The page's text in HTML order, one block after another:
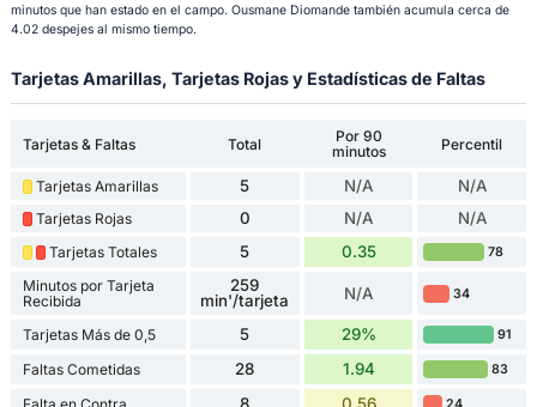
minutos que han estado en el campo. Ousmane Diomande también acumula cerca de
4.02 despejes al mismo tiempo.
Tarjetas Amarillas, Tarjetas Rojas y Estadísticas de Faltas
Tarjetas & Faltas Total
Por 90
minutos
Percentil
Tarjetas Amarillas 5 N/A N/A
Tarjetas Rojas 0 N/A N/A
Tarjetas Totales 5 0.35 78
Minutos por Tarjeta
Recibida
259
min'/tarjeta
N/A 34
Tarjetas Más de 0,5 5 29% 91
Faltas Cometidas 28 1.94 83